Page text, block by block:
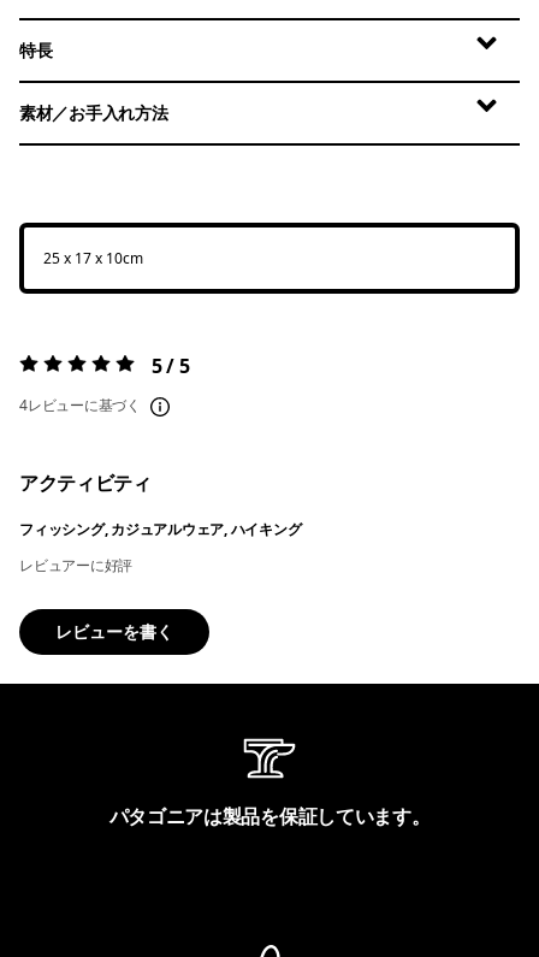
特長
素材／お手入れ方法
25 x 17 x 10cm
評価:5 / 5 5 / 5
4レビューに基づく
アクティビティ
フィッシング, カジュアルウェア, ハイキング
レビュアーに好評
レビューを書く
パタゴニアは製品を保証しています。